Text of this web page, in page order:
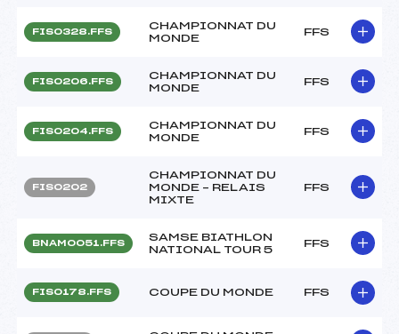
FIS0328.FFS
CHAMPIONNAT DU
MONDE
FFS
FIS0206.FFS
CHAMPIONNAT DU
MONDE
FFS
FIS0204.FFS
CHAMPIONNAT DU
MONDE
FFS
FIS0202
CHAMPIONNAT DU
MONDE – RELAIS
MIXTE
FFS
BNAM0051.FFS
SAMSE BIATHLON
NATIONAL TOUR 5
FFS
FIS0178.FFS COUPE DU MONDE FFS